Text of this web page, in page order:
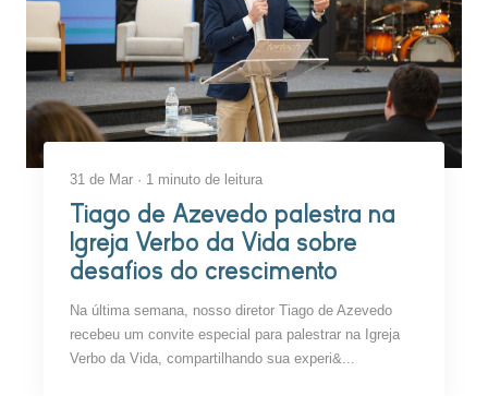
31 de Mar · 1 minuto de leitura
Tiago de Azevedo palestra na
Igreja Verbo da Vida sobre
desafios do crescimento
Na última semana, nosso diretor Tiago de Azevedo
recebeu um convite especial para palestrar na Igreja
Verbo da Vida, compartilhando sua experi&...